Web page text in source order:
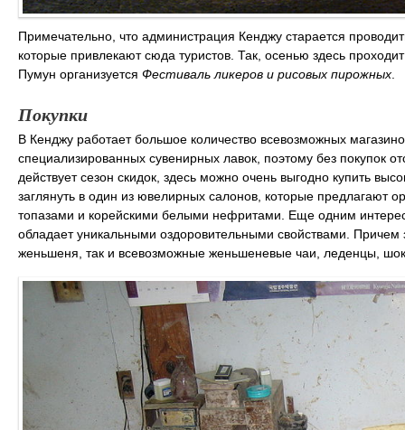
Примечательно, что администрация Кенджу старается
которые привлекают сюда туристов. Так, осенью здесь
Пумун организуется Фестиваль ликеров и рисовых пирожных
Покупки
В Кенджу работает большое количество всевозможных
специализированных сувенирных лавок, поэтому без покупок
действует сезон скидок, здесь можно очень выгодно купить
заглянуть в один из ювелирных салонов, которые предлагают
топазами и корейскими белыми нефритами. Еще одним
обладает уникальными оздоровительными свойствами.
женьшеня, так и всевозможные женьшеневые чаи, леденцы,